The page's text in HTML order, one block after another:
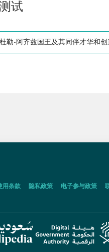
试
勒-阿齐兹国王及其同伴才华和创
用条款 隐私政策 电子参与政策